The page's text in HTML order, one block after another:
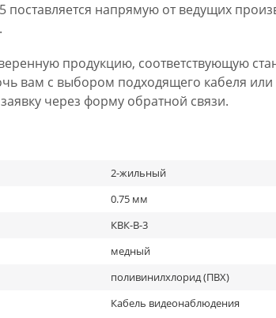
напрямую от ведущих
продукцию, соответствующую
вам с выбором подходящего кабеля
через форму обратной связи.
2-жильный
0.75 мм
КВК-В-3
медный
поливинилхлорид (ПВХ)
Кабель видеонаблюдения